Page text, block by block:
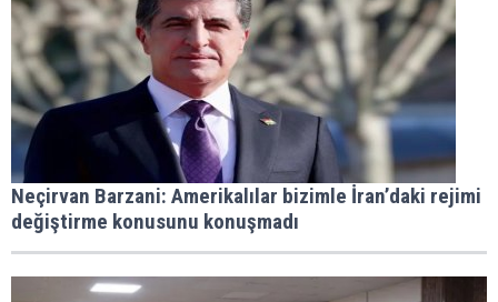
Neçirvan Barzani: Amerikalılar bizimle İran’daki rejimi
değiştirme konusunu konuşmadı